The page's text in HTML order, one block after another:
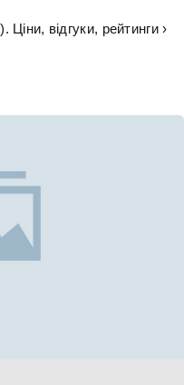
Ціни, відгуки, рейтинги ›